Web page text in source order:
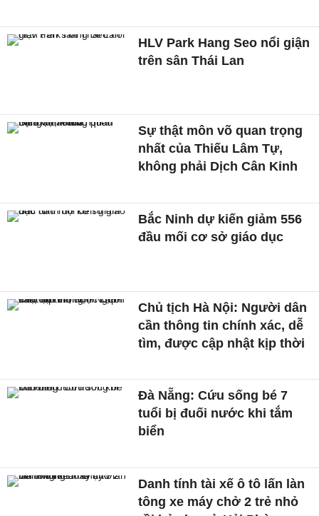
HLV Park Hang Seo nổi giận
trên sân Thái Lan
Sự thật môn võ quan trọng
nhất của Thiếu Lâm Tự,
không phải Dịch Cân Kinh
Bắc Ninh dự kiến giảm 556
đầu mối cơ sở giáo dục
Chủ tịch Hà Nội: Người dân
cần thông tin chính xác, dễ
tìm, được cập nhật kịp thời
Đà Nẵng: Cứu sống bé 7
tuổi bị đuối nước khi tắm
biển
Danh tính tài xế ô tô lấn làn
tông xe máy chở 2 trẻ nhỏ